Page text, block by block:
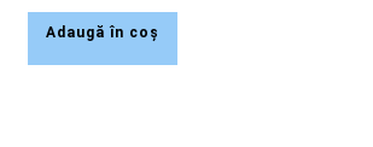
Adaugă în coș